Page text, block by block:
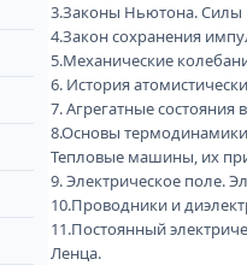
3.Законы Ньютона. Силы
4.Закон сохранения
5.Механические
6. История
7. Агрегатные
8.Основы
Тепловые машины, их
9. Электрическое поле.
10.Проводники и
11.Постоянный
Ленца.